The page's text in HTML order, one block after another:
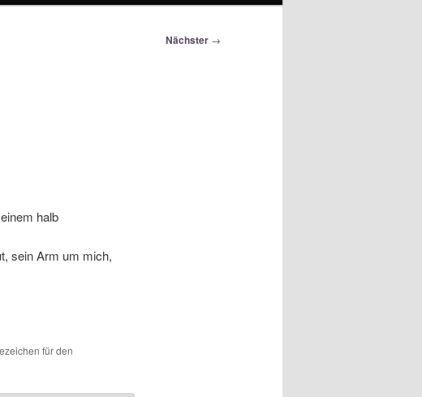
Nächster →
halb
sein Arm um mich,
für den